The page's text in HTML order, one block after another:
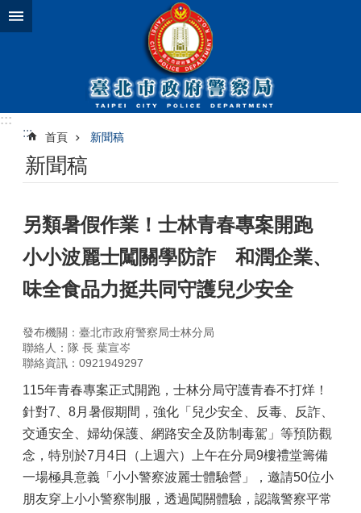
跳到主要內容區塊
:::
:::
首頁 新聞稿
新聞稿
另類暑假作業！士林青春專案開跑
小小波麗士闖關學防詐 和潤企業、
味全食品力挺共同守護兒少安全
發布機關：臺北市政府警察局士林分局
聯絡人：隊 長 葉宣岑
聯絡資訊：0921949297
115年青春專案正式開跑，士林分局守護青春不打烊！
針對7、8月暑假期間，強化「兒少安全、反毒、反詐、
交通安全、婦幼保護、網路安全及防制毒駕」等預防觀
念，特別於7月4日（上週六）上午在分局9樓禮堂籌備
一場極具意義「小小警察波麗士體驗營」，邀請50位小
朋友穿上小小警察制服，透過闖關體驗，認識警察平常